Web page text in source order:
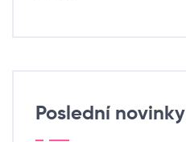
Poslední novinky